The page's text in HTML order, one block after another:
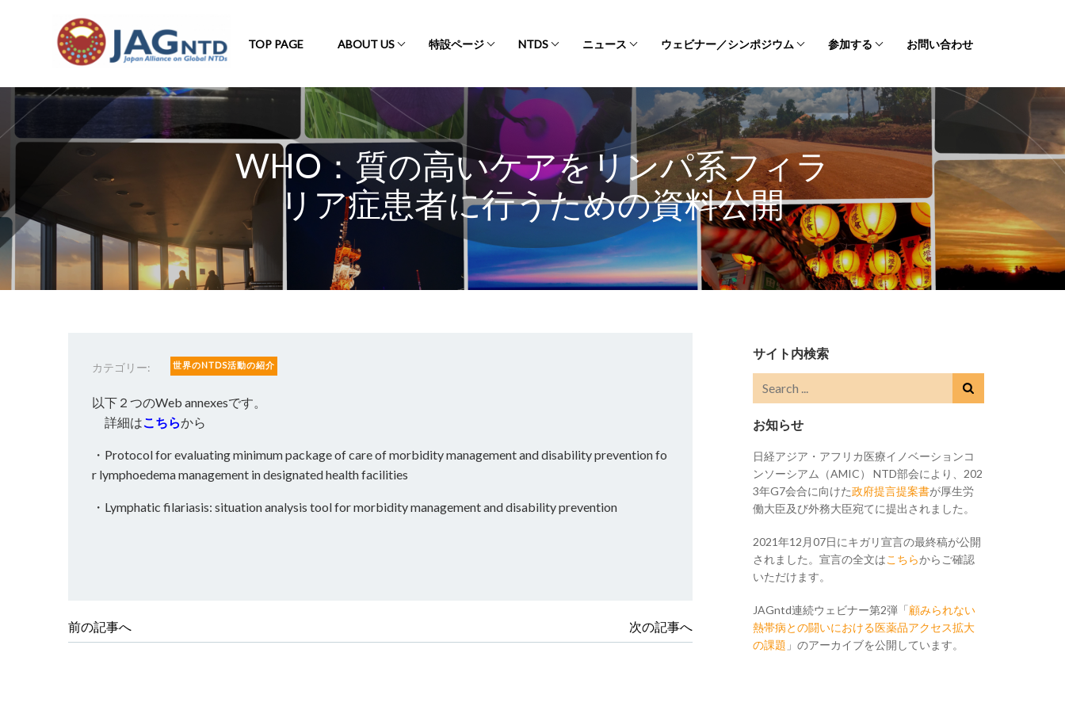
TOP PAGE ABOUT US 特設ページ NTDS ニュース ウェビナー／シンポジウム 参加する お問い合わせ
WHO：質の高いケアをリンパ系フィラ
リア症患者に行うための資料公開
カテゴリー: 世界のNTDS活動の紹介
以下２つのWeb annexesです。
詳細はこちらから
・Protocol for evaluating minimum package of care of morbidity management and disability prevention fo
r lymphoedema management in designated health facilities
・Lymphatic filariasis: situation analysis tool for morbidity management and disability prevention
前の記事へ 次の記事へ
サイト内検索
お知らせ
日経アジア・アフリカ医療イノベーションコ
ンソーシアム（AMIC） NTD部会により、202
3年G7会合に向けた政府提言提案書が厚生労
働大臣及び外務大臣宛てに提出されました。
2021年12月07日にキガリ宣言の最終稿が公開
されました。宣言の全文はこちらからご確認
いただけます。
JAGntd連続ウェビナー第2弾「顧みられない
熱帯病との闘いにおける医薬品アクセス拡大
の課題 」のアーカイブを公開しています。